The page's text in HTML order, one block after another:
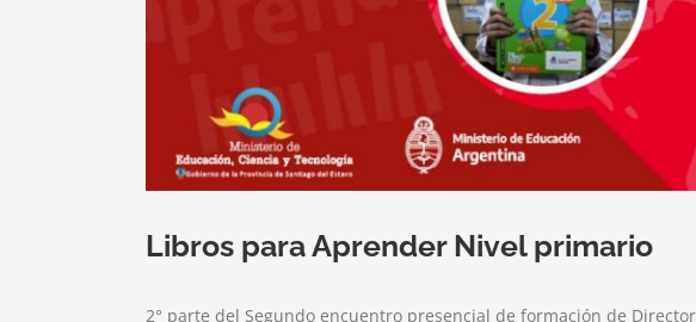
Libros para Aprender Nivel primario
2° parte del Segundo encuentro presencial de formación de